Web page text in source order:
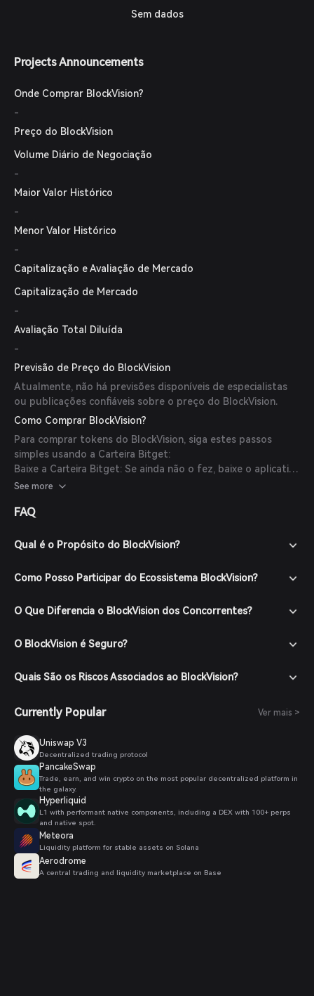
Sem dados
Projects Announcements
Onde Comprar BlockVision?
-
Preço do BlockVision
Volume Diário de Negociação
-
Maior Valor Histórico
-
Menor Valor Histórico
-
Capitalização e Avaliação de Mercado
Capitalização de Mercado
-
Avaliação Total Diluída
-
Previsão de Preço do BlockVision
Atualmente, não há previsões disponíveis de especialistas
ou publicações confiáveis sobre o preço do BlockVision.
Como Comprar BlockVision?
Para comprar tokens do BlockVision, siga estes passos
simples usando a Carteira Bitget:
Baixe a Carteira Bitget: Se ainda não o fez, baixe o aplicativo
Carteira Bitget no site oficial ou na loja de aplicativos.
seguindo as instruções na tela. Certifique-se de proteger
Financie Sua Carteira: Deposite fundos em sua Carteira
com moeda fiduciária através dos métodos de pagamento
de mercado e pesquise por BlockVision para ver os pares de
Faça Seu Pedido: Selecione o par de negociação desejado
comprar e confirme seu pedido. Uma vez concluída a
carteira.
See more
FAQ
Qual é o Propósito do BlockVision?
Como Posso Participar do Ecossistema BlockVision?
O Que Diferencia o BlockVision dos Concorrentes?
O BlockVision é Seguro?
Quais São os Riscos Associados ao BlockVision?
Currently Popular Ver mais >
Uniswap V3
Decentralized trading protocol
PancakeSwap
Trade, earn, and win crypto on the most popular decentralized platform in
the galaxy.
Hyperliquid
L1 with performant native components, including a DEX with 100+ perps
and native spot.
Meteora
Liquidity platform for stable assets on Solana
Aerodrome
A central trading and liquidity marketplace on Base